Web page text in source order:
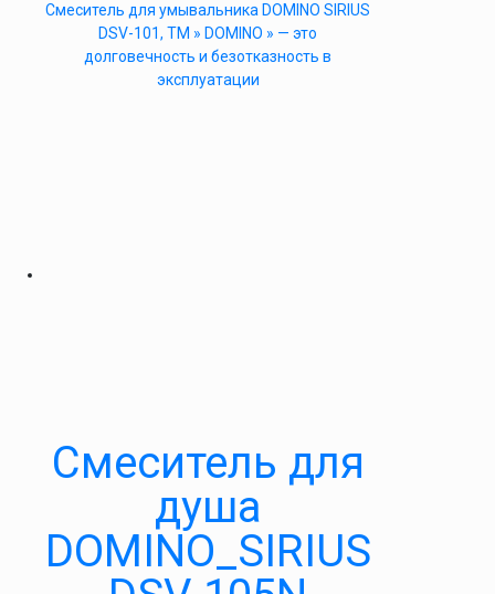
Cмеситель для умывальника DOMINO SIRIUS
DSV-101, ТМ » DOMINO » — это
долговечность и безотказность в
эксплуатации
Cмеситель для
душа
DOMINO_SIRIUS